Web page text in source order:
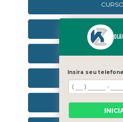
CURSOS
Insira seu telefone